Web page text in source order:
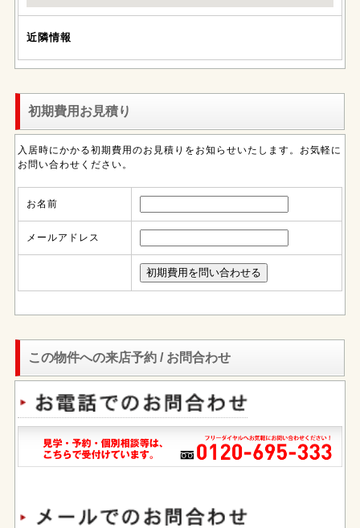
近隣情報
初期費用お見積り
入居時にかかる初期費用のお見積りをお知らせいたします。お気軽に
お問い合わせください。
お名前
メールアドレス
この物件への来店予約 / お問合わせ